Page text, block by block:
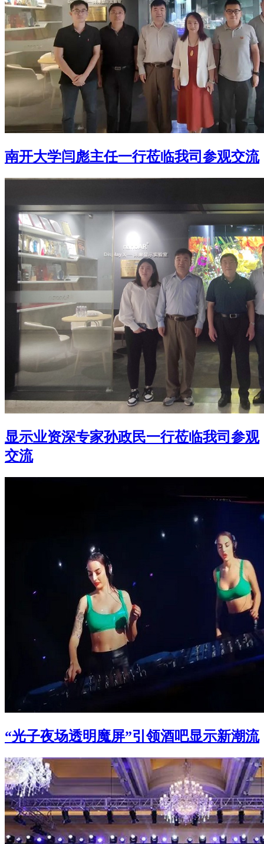
南开大学闫彪主任一行莅临我司参观交流
显示业资深专家孙政民一行莅临我司参观
交流
“光子夜场透明魔屏”引领酒吧显示新潮流